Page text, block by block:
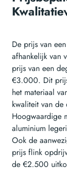
De prijs van
afhankelijk van
prijs van een
€3.000. Dit
het materiaal
kwaliteit van de
Hoogwaardige
aluminium
Ook de
prijs flink
de €2.500